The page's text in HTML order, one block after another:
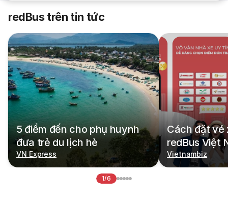
redBus trên tin tức
5 điểm đến cho phụ huynh
đưa trẻ du lịch hè
VN Express
Cách đặt vé
redBus Việt
Vietnambiz
1/6